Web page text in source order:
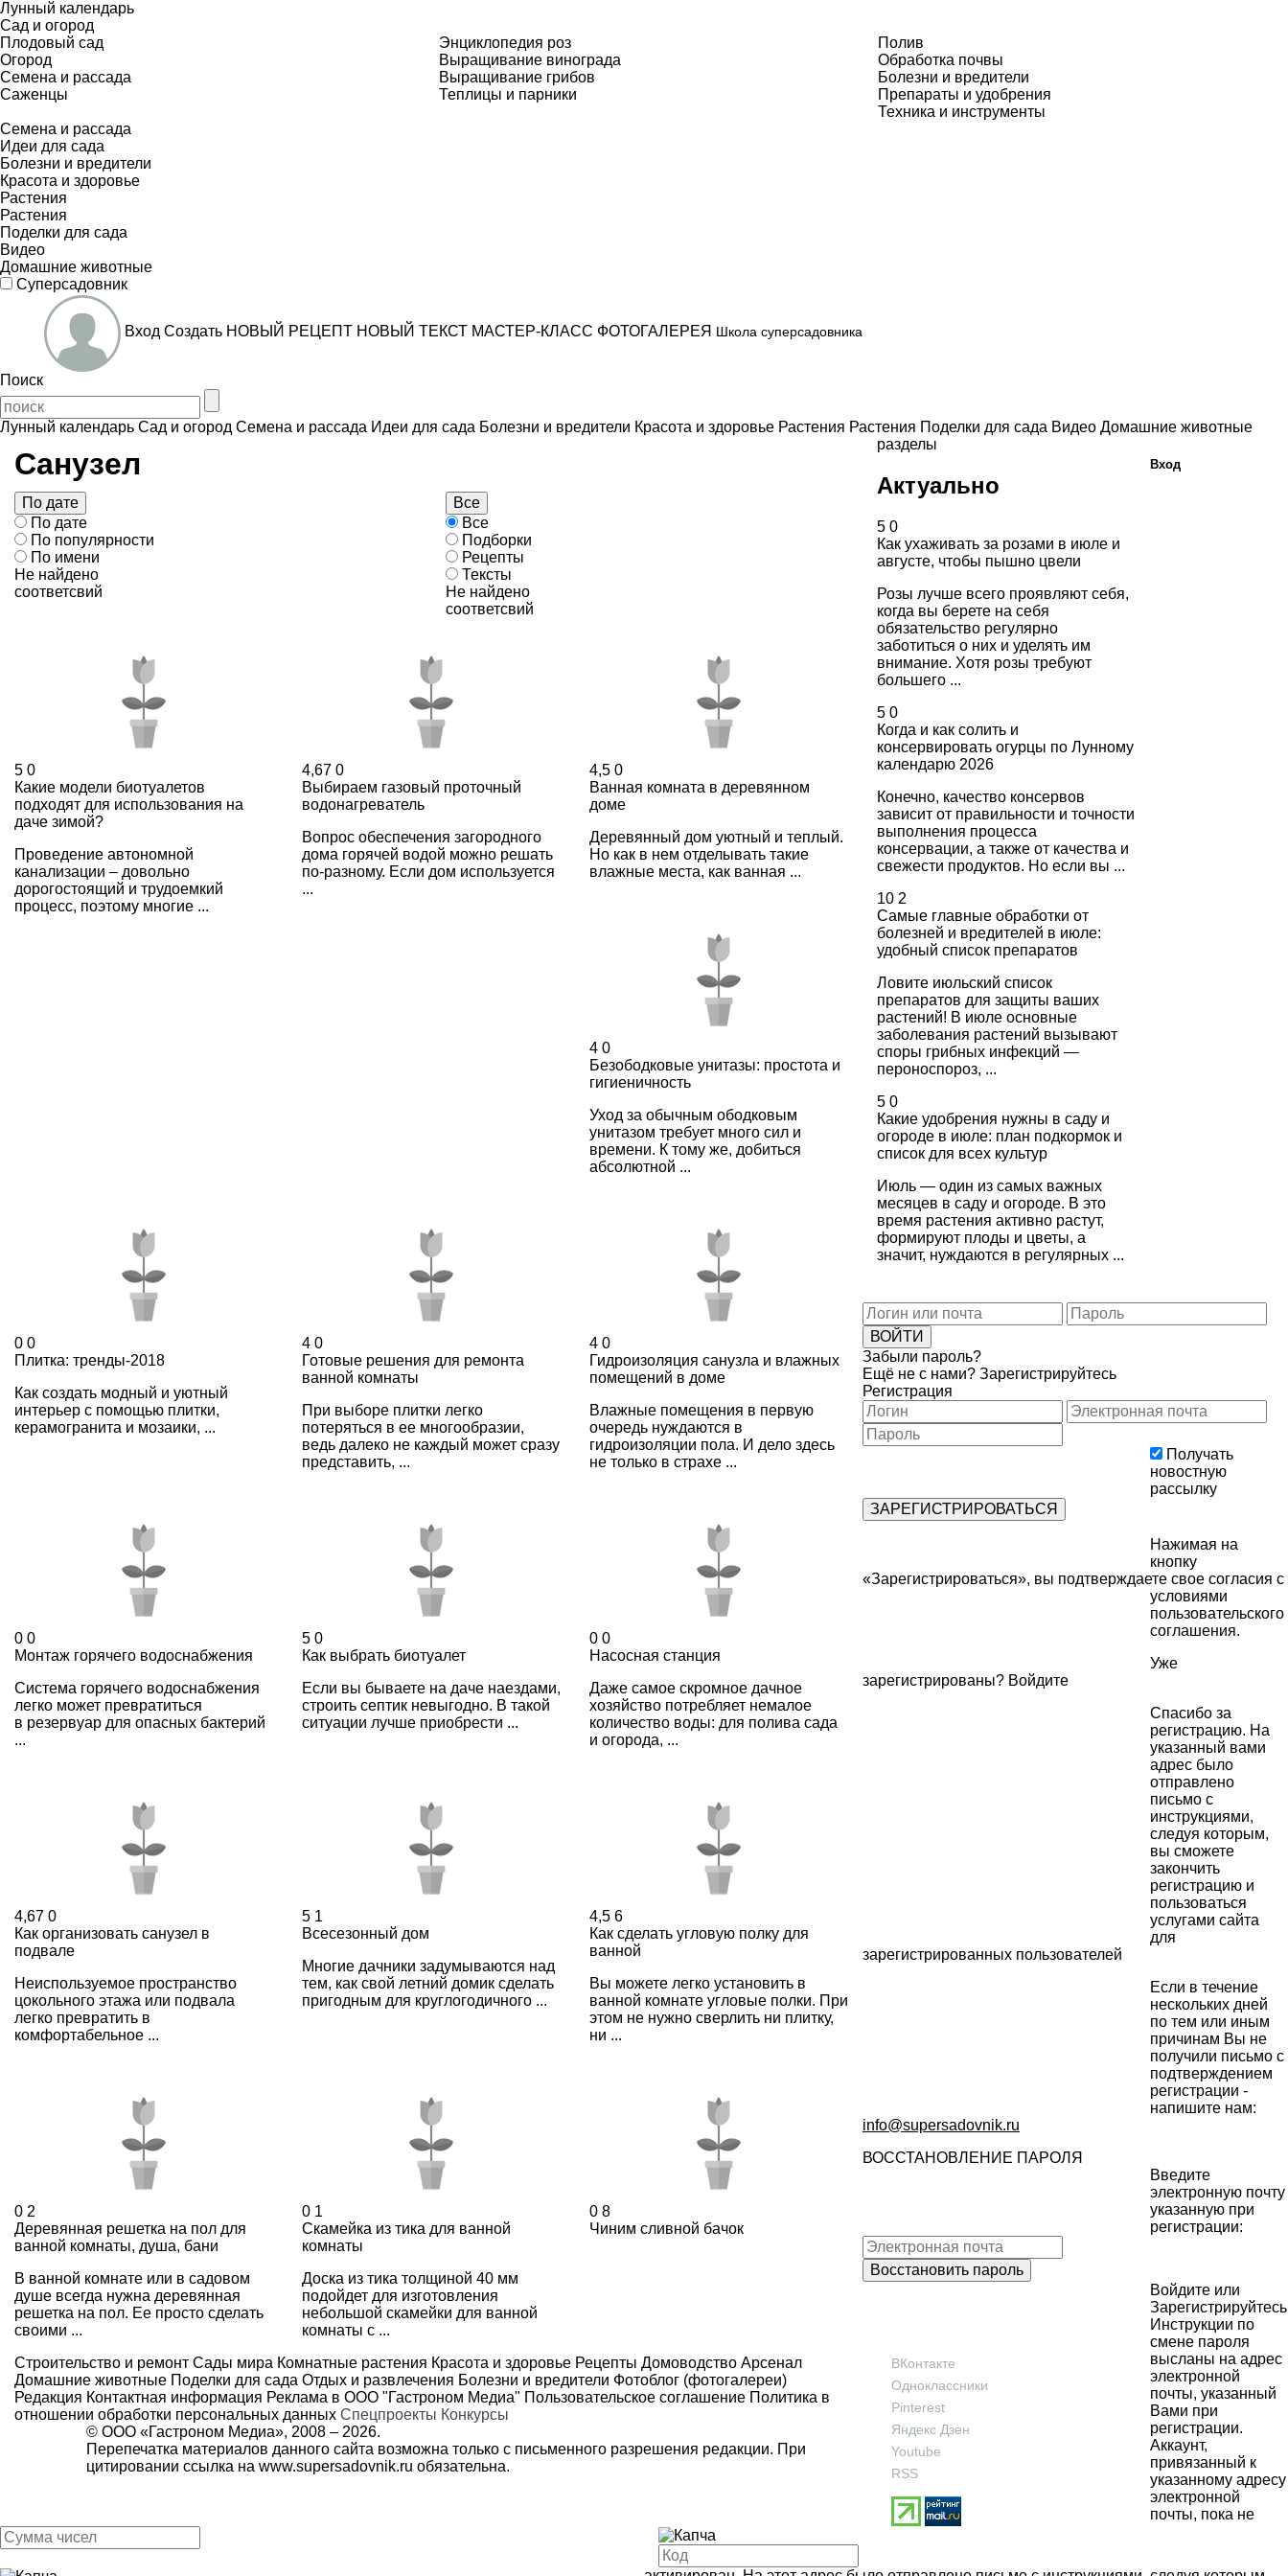
Лунный календарь
Сад и огород
Плодовый сад
Огород
Семена и рассада
Саженцы
Энциклопедия роз
Выращивание винограда
Выращивание грибов
Теплицы и парники
Полив
Обработка почвы
Болезни и вредители
Препараты и удобрения
Техника и инструменты
Семена и рассада
Идеи для сада
Болезни и вредители
Красота и здоровье
Растения
Растения
Поделки для сада
Видео
Домашние животные
Суперсадовник
Вход Создать НОВЫЙ РЕЦЕПТ НОВЫЙ ТЕКСТ МАСТЕР-КЛАСС ФОТОГАЛЕРЕЯ Школа суперсадовника
Поиск
Лунный календарь Сад и огород Семена и рассада Идеи для сада Болезни и вредители Красота и здоровье Растения Растения Поделки для сада Видео Домашние животные
Санузел
По дате
По дате
По популярности
По имени
Не найдено
соответсвий
Все
Все
Подборки
Рецепты
Тексты
Не найдено
соответсвий
5 0
Какие модели биотуалетов
подходят для использования на
даче зимой?
Проведение автономной
канализации – довольно
дорогостоящий и трудоемкий
процесс, поэтому многие ...
4,67 0
Выбираем газовый проточный
водонагреватель
Вопрос обеспечения загородного
дома горячей водой можно решать
по-разному. Если дом используется
...
4,5 0
Ванная комната в деревянном
доме
Деревянный дом уютный и теплый.
Но как в нем отделывать такие
влажные места, как ванная ...
4 0
Безободковые унитазы: простота и
гигиеничность
Уход за обычным ободковым
унитазом требует много сил и
времени. К тому же, добиться
абсолютной ...
0 0
Плитка: тренды-2018
Как создать модный и уютный
интерьер с помощью плитки,
керамогранита и мозаики, ...
4 0
Готовые решения для ремонта
ванной комнаты
При выборе плитки легко
потеряться в ее многообразии,
ведь далеко не каждый может сразу
представить, ...
4 0
Гидроизоляция санузла и влажных
помещений в доме
Влажные помещения в первую
очередь нуждаются в
гидроизоляции пола. И дело здесь
не только в страхе ...
0 0
Монтаж горячего водоснабжения
Система горячего водоснабжения
легко может превратиться
в резервуар для опасных бактерий
...
5 0
Как выбрать биотуалет
Если вы бываете на даче наездами,
строить септик невыгодно. В такой
ситуации лучше приобрести ...
0 0
Насосная станция
Даже самое скромное дачное
хозяйство потребляет немалое
количество воды: для полива сада
и огорода, ...
4,67 0
Как организовать санузел в
подвале
Неиспользуемое пространство
цокольного этажа или подвала
легко превратить в
комфортабельное ...
5 1
Всесезонный дом
Многие дачники задумываются над
тем, как свой летний домик сделать
пригодным для круглогодичного ...
4,5 6
Как сделать угловую полку для
ванной
Вы можете легко установить в
ванной комнате угловые полки. При
этом не нужно сверлить ни плитку,
ни ...
0 2
Деревянная решетка на пол для
ванной комнаты, душа, бани
В ванной комнате или в садовом
душе всегда нужна деревянная
решетка на пол. Ее просто сделать
своими ...
0 1
Скамейка из тика для ванной
комнаты
Доска из тика толщиной 40 мм
подойдет для изготовления
небольшой скамейки для ванной
комнаты с ...
0 8
Чиним сливной бачок
разделы
Актуально
5 0
Как ухаживать за розами в июле и
августе, чтобы пышно цвели
Розы лучше всего проявляют себя,
когда вы берете на себя
обязательство регулярно
заботиться о них и уделять им
внимание. Хотя розы требуют
большего ...
5 0
Когда и как солить и
консервировать огурцы по Лунному
календарю 2026
Конечно, качество консервов
зависит от правильности и точности
выполнения процесса
консервации, а также от качества и
свежести продуктов. Но если вы ...
10 2
Самые главные обработки от
болезней и вредителей в июле:
удобный список препаратов
Ловите июльский список
препаратов для защиты ваших
растений! В июле основные
заболевания растений вызывают
споры грибных инфекций —
пероноспороз, ...
5 0
Какие удобрения нужны в саду и
огороде в июле: план подкормок и
список для всех культур
Июль — один из самых важных
месяцев в саду и огороде. В это
время растения активно растут,
формируют плоды и цветы, а
значит, нуждаются в регулярных ...
Строительство и ремонт Сады мира Комнатные растения Красота и здоровье Рецепты Домоводство Арсенал
Домашние животные Поделки для сада Отдых и развлечения Болезни и вредители Фотоблог (фотогалереи)
Редакция Контактная информация Реклама в ООО "Гастроном Медиа" Пользовательское соглашение Политика в
отношении обработки персональных данных Спецпроекты Конкурсы
© ООО «Гастроном Медиа», 2008 – 2026.
Перепечатка материалов данного сайта возможна только с письменного разрешения редакции. При
цитировании ссылка на www.supersadovnik.ru обязательна.
ВКонтакте
Одноклассники
Pinterest
Яндекс Дзен
Youtube
RSS
Вход
Забыли пароль?
Ещё не с нами? Зарегистрируйтесь
Регистрация
Получать
новостную
рассылку
Нажимая на
кнопку
«Зарегистрироваться», вы подтверждаете свое согласия с
условиями
пользовательского
соглашения.
Уже
зарегистрированы? Войдите
Спасибо за
регистрацию. На
указанный вами
адрес было
отправлено
письмо с
инструкциями,
следуя которым,
вы сможете
закончить
регистрацию и
пользоваться
услугами сайта
для
зарегистрированных пользователей
Если в течение
нескольких дней
по тем или иным
причинам Вы не
получили письмо с
подтверждением
регистрации -
напишите нам:
info@supersadovnik.ru
ВОССТАНОВЛЕНИЕ ПАРОЛЯ
Введите
электронную почту
указанную при
регистрации:
Войдите или
Зарегистрируйтесь
Инструкции по
смене пароля
высланы на адрес
электронной
почты, указанный
Вами при
регистрации.
Аккаунт,
привязанный к
указанному адресу
электронной
почты, пока не